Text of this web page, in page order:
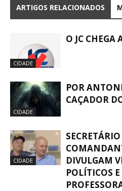
ARTIGOS RELACIONADOS
CIDADE
O JC CHEGA
CIDADE
POR
CAÇADOR
CIDADE
DIVULGAM
POLÍTICOS